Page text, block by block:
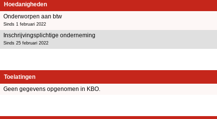
Hoedanigheden
Onderworpen aan btw
Sinds 1 februari 2022
Inschrijvingsplichtige onderneming
Sinds 25 februari 2022
Toelatingen
Geen gegevens opgenomen in KBO.